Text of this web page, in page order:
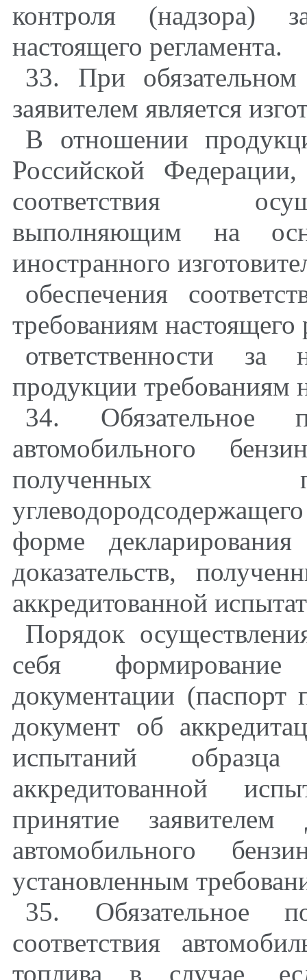
контроля (надзора)
настоящего регламента.
33. При обязательном
заявителем является
В отношении
Российской Федерации,
соответствия
выполняющим на
иностранного
обеспечения
требованиям настоящего
ответственности за
продукции требованиям
34. Обязательное
автомобильного
полученных
форме
доказательств,
аккредитованной
Порядок
себя формирование
документации
документ об
испытаний
аккредитованной
принятие заявителем
автомобильного
установленным
35. Обязательное
соответствия
топлива в случае,